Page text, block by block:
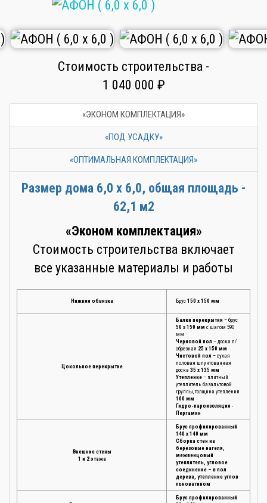
Стоимость строительства -
1 040 000 ₽
«ЭКОНОМ КОМПЛЕКТАЦИЯ»
«ПОД УСАДКУ»
«ОПТИМАЛЬНАЯ КОМПЛЕКТАЦИЯ»
Размер дома 6,0 х 6,0, общая площадь -
62,1 м2
«Эконом комплектация»
Стоимость строительства включает
все указанные материалы и работы
Нижняя обвязка Брус 150 х 150 мм
Цокольное перекрытие
Балки перекрытия – брус
50 х 150 мм с шагом 590
мм
Черновой пол – доска п/
обрезная 25 х 150 мм
Чистовой пол – сухая
половая шпунтованная
доска 35 х 135 мм
Утепление – плитный
утеплитель базальтовой
группы, толщина утепления
100 мм
Гидро-пароизоляция -
Пергамин
Внешние стены
1 и 2 этажа
Брус профилированный
140 х 140 мм
Сборка стен на
березовые нагеля,
межвенцовый
утеплитель, угловое
соединение – в пол
дерева, утепление углов
льноватином
Брус профилированный